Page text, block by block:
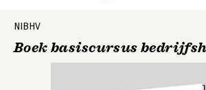
NIBHV
Boek basiscursus